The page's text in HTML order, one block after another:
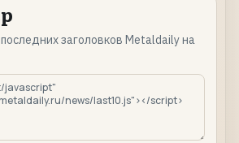
заголовков Metaldaily на